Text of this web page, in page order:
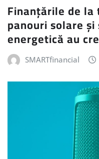
Finanțările de
panouri solare
energetică au
SMARTfinancial